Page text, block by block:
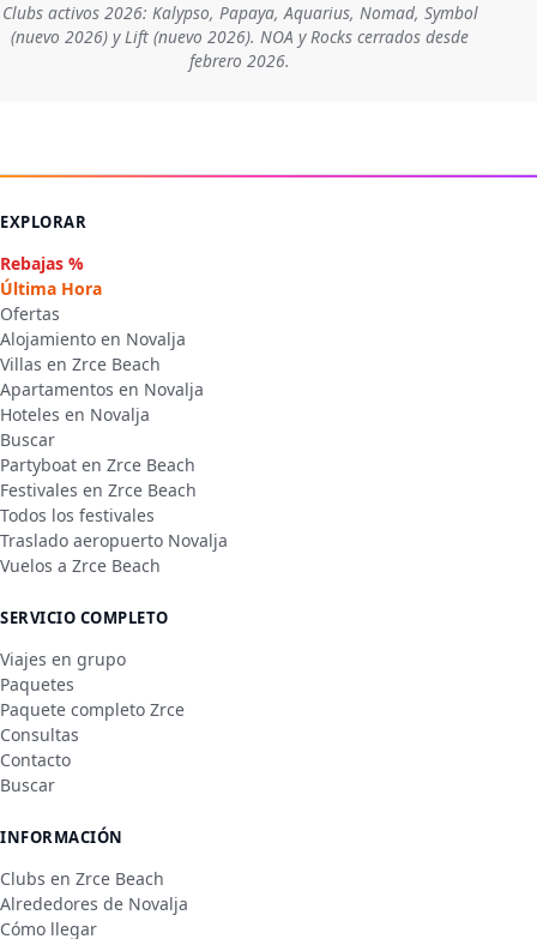
Clubs activos 2026: Kalypso, Papaya, Aquarius, Nomad, Symbol
(nuevo 2026) y Lift (nuevo 2026). NOA y Rocks cerrados desde
febrero 2026.
EXPLORAR
Rebajas %
Última Hora
Ofertas
Alojamiento en Novalja
Villas en Zrce Beach
Apartamentos en Novalja
Hoteles en Novalja
Buscar
Partyboat en Zrce Beach
Festivales en Zrce Beach
Todos los festivales
Traslado aeropuerto Novalja
Vuelos a Zrce Beach
SERVICIO COMPLETO
Viajes en grupo
Paquetes
Paquete completo Zrce
Consultas
Contacto
Buscar
INFORMACIÓN
Clubs en Zrce Beach
Alrededores de Novalja
Cómo llegar